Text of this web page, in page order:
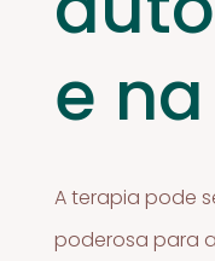
e
A terapia pode
poderosa para